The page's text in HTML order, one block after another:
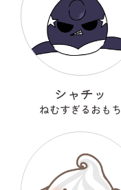
シャチッ
ねむすぎるおもち